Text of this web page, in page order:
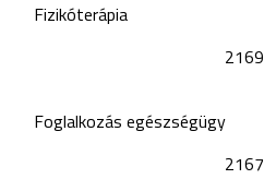
Fizikóterápia
2169
Foglalkozás egészségügy
2167